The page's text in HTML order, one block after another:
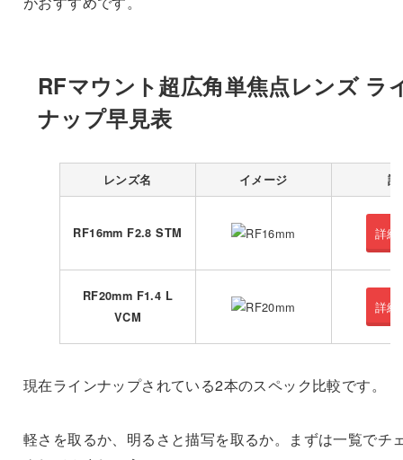
RFマウント超広角単焦点レンズ ラ
ナップ早見表
レンズ名 イメージ 詳
RF16mm F2.8 STM 詳細
RF20mm F1.4 L
VCM
詳細
現在ラインナップされている2本のスペック比較です。
軽さを取るか、明るさと描写を取るか。まずは一覧でチ